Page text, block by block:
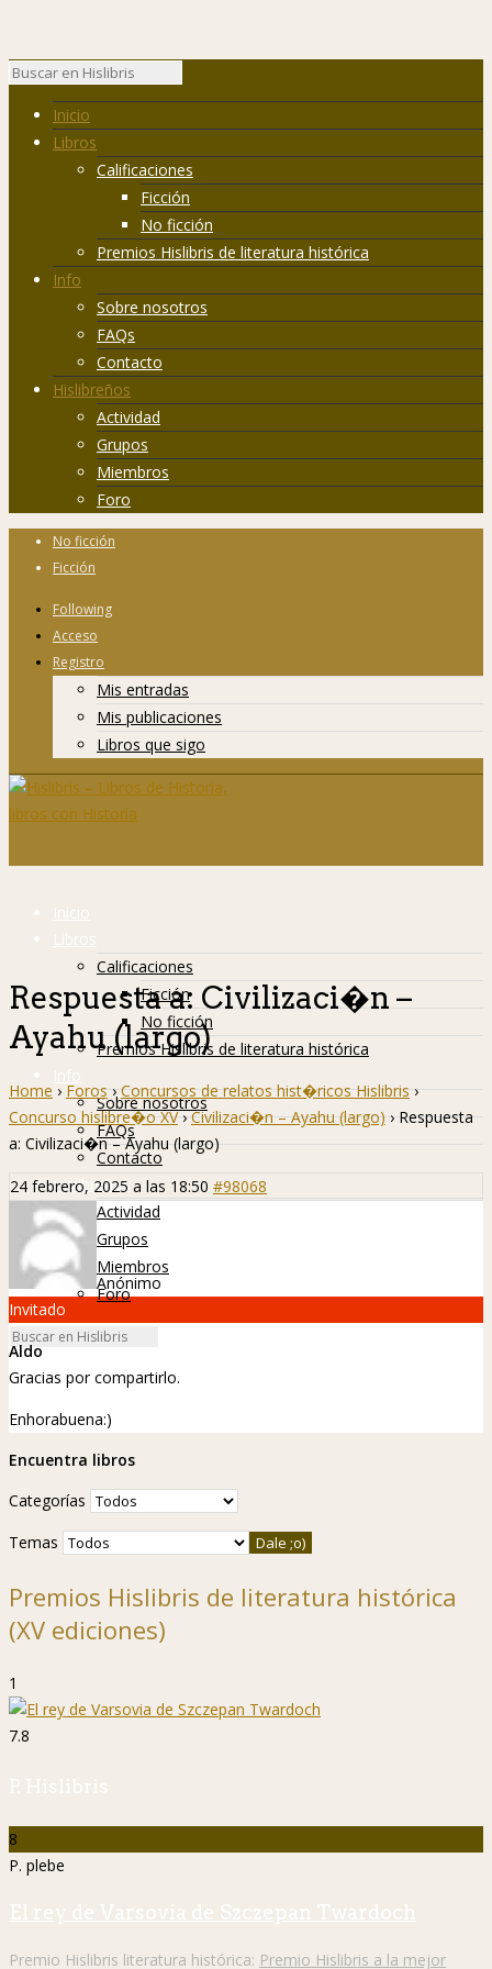
Inicio
Libros
Calificaciones
Ficción
No ficción
Premios Hislibris de literatura histórica
Info
Sobre nosotros
FAQs
Contacto
Hislibreños
Actividad
Grupos
Miembros
Foro
No ficción
Ficción
Following
Acceso
Registro
Mis entradas
Mis publicaciones
Libros que sigo
Inicio
Libros
Calificaciones
Ficción
No ficción
Premios Hislibris de literatura histórica
Info
Sobre nosotros
FAQs
Contacto
Hislibreños
Actividad
Grupos
Miembros
Foro
Respuesta a: Civilizaci�n –
Ayahu (largo)
Home › Foros › Concursos de relatos hist�ricos Hislibris ›
Concurso hislibre�o XV › Civilizaci�n – Ayahu (largo) › Respuesta
a: Civilizaci�n – Ayahu (largo)
24 febrero, 2025 a las 18:50 #98068
Anónimo
Invitado
Aldo
Gracias por compartirlo.
Enhorabuena:)
Encuentra libros
Categorías
Temas
Premios Hislibris de literatura histórica
(XV ediciones)
1
7.8
P. Hislibris
8
P. plebe
El rey de Varsovia de Szczepan Twardoch
Premio Hislibris literatura histórica: Premio Hislibris a la mejor